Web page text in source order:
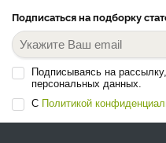
Подписаться на подборку
Подписываясь на
персональных данных.
С Политикой